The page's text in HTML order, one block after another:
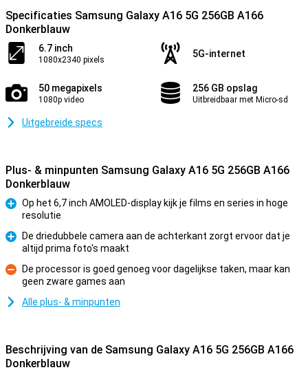
Specificaties Samsung Galaxy A16 5G 256GB A166
Donkerblauw
6.7 inch
1080x2340 pixels
5G-internet
50 megapixels
1080p video
256 GB opslag
Uitbreidbaar met Micro-sd
Uitgebreide specs
Plus- & minpunten Samsung Galaxy A16 5G 256GB A166
Donkerblauw
Pluspunt
Op het 6,7 inch AMOLED-display kijk je films en series in hoge
resolutie
Pluspunt
De driedubbele camera aan de achterkant zorgt ervoor dat je
altijd prima foto's maakt
Minpunt
De processor is goed genoeg voor dagelijkse taken, maar kan
geen zware games aan
Alle plus- & minpunten
Beschrijving van de Samsung Galaxy A16 5G 256GB A166
Donkerblauw